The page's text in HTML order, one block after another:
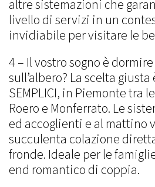
altre sistemazioni che
livello di servizi in un
invidiabile per visitare le
4 – Il vostro sogno è
sull’albero? La scelta giusta
SEMPLICI, in Piemonte tra
Roero e Monferrato. Le
ed accoglienti e al mattino
succulenta colazione
fronde. Ideale per le
end romantico di coppia.